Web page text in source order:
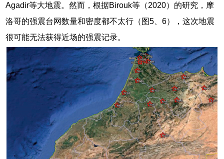
Agadir等大地震。然而，根据Birouk等（2020）的研究，摩
洛哥的强震台网数量和密度都不太行（图5、6），这次地震
很可能无法获得近场的强震记录。